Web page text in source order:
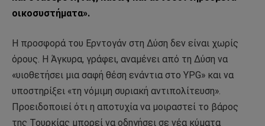
οικοσυστήματα».
Η προσφορά του Ερντογάν στη Δύση δεν είναι χωρίς
όρους. Η Άγκυρα, γράφει, αναμένει από τη Δύση να
«υιοθετήσει μια σαφή θέση ενάντια στο YPG» και να
υποστηρίξει «τη νόμιμη συριακή αντιπολίτευση».
Προειδοποιεί ότι η αποτυχία να μοιραστεί το βάρος
της Τουρκίας μπορεί να οδηγήσει σε νέα κύματα